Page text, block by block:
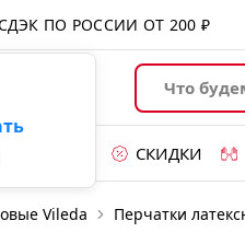
ПО РОССИИ ОТ 200 ₽
СКИДКИ
Vileda Перчатки